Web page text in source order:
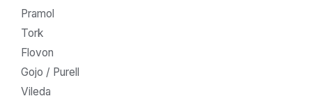
Pramol
Tork
Flovon
Gojo / Purell
Vileda